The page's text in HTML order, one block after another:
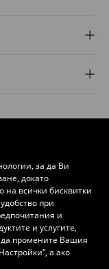
за да Ви
докато
на всички бисквитки
при
и
и услугите,
промените Вашия
а ако